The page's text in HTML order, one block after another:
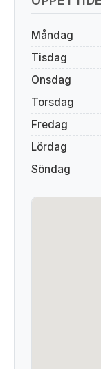
Måndag
Tisdag
Onsdag
Torsdag
Fredag
Lördag
Söndag